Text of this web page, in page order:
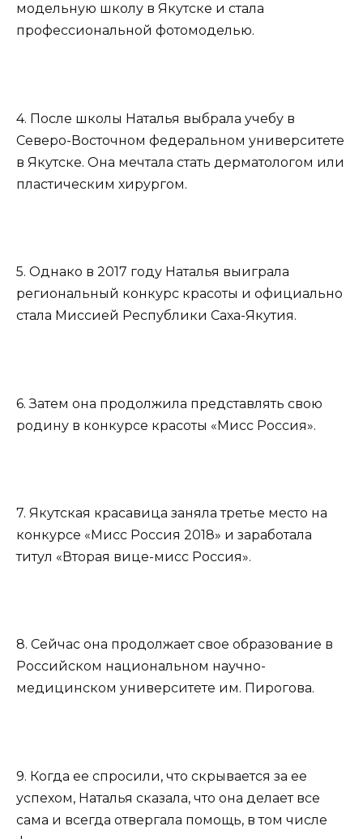
модельную школу в Якутске и стала
профессиональной фотомоделью.
4. После школы Наталья выбрала учебу в
Северо-Восточном федеральном университете
в Якутске. Она мечтала стать дерматологом или
пластическим хирургом.
5. Однако в 2017 году Наталья выиграла
региональный конкурс красоты и официально
стала Миссией Республики Саха-Якутия.
6. Затем она продолжила представлять свою
родину в конкурсе красоты «Мисс Россия».
7. Якутская красавица заняла третье место на
конкурсе «Мисс Россия 2018» и заработала
титул «Вторая вице-мисс Россия».
8. Сейчас она продолжает свое образование в
Российском национальном научно-
медицинском университете им. Пирогова.
9. Когда ее спросили, что скрывается за ее
успехом, Наталья сказала, что она делает все
сама и всегда отвергала помощь, в том числе